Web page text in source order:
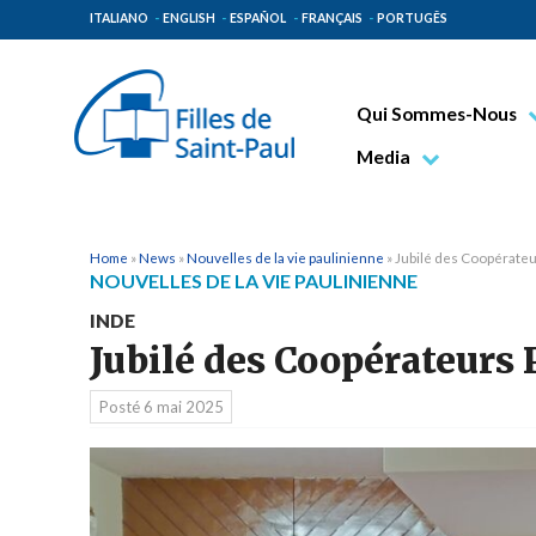
ITALIANO ENGLISH ESPAÑOL FRANÇAIS PORTUGÊS
Qui Sommes-Nous
Bienheureux Jacques
Mission Paulinienne
Gouvernement General
Media
Home »News »Nouvelles de la vie paulinienne » Jubilé des
NOUVELLES DE LA VIE PAULINIENNE
INDE
Jubilé des Coopérateurs
Posté 6 mai 2025